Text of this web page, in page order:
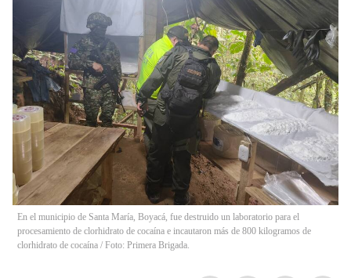
En el municipio de Santa María, Boyacá, fue destruido un laboratorio para el
procesamiento de clorhidrato de cocaína e incautaron más de 800 kilogramos de
clorhidrato de cocaína / Foto: Primera Brigada.